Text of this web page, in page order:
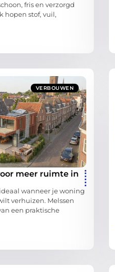
fris en verzorgd
hopen stof, vuil,
VERBOUWEN
meer ruimte in
wanneer je woning
verhuizen. Melssen
een praktische